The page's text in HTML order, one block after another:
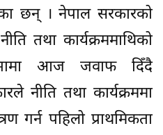
छन् । नेपाल सरकारको
तथा कार्यक्रममाथिको
आज जवाफ दिँदै
नीति तथा कार्यक्रममा
गर्न पहिलो प्राथमिकता